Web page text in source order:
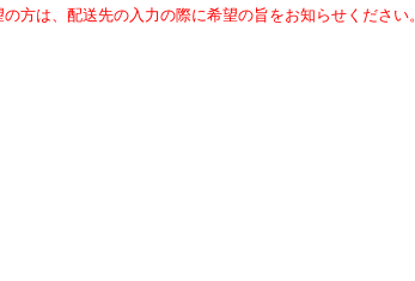
方は、配送先の入力の際に希望の旨をお知らせください。